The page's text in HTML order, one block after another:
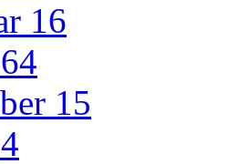
16
15